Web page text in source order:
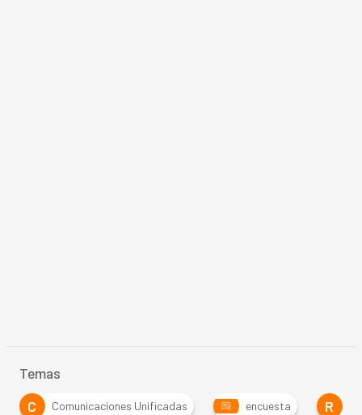
Temas
C
Comunicaciones Unificadas encuesta R